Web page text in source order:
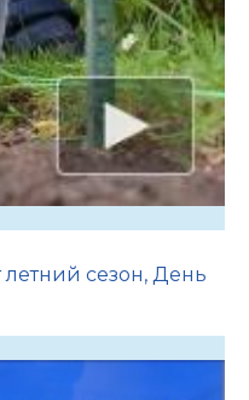
сезон, День